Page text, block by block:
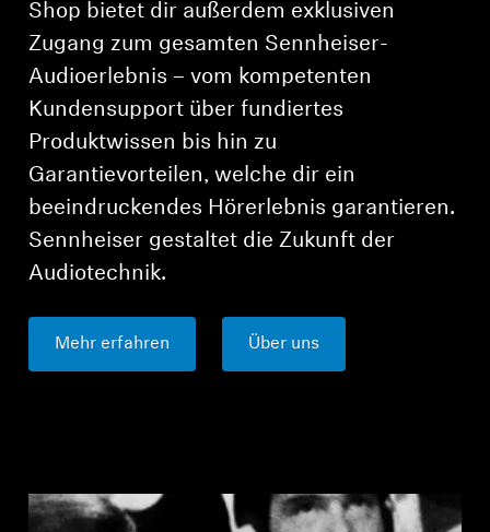
Shop bietet dir außerdem exklusiven
Zugang zum gesamten Sennheiser-
Audioerlebnis – vom kompetenten
Kundensupport über fundiertes
Produktwissen bis hin zu
Garantievorteilen, welche dir ein
beeindruckendes Hörerlebnis garantieren.
Sennheiser gestaltet die Zukunft der
Audiotechnik.
Mehr erfahren Über uns